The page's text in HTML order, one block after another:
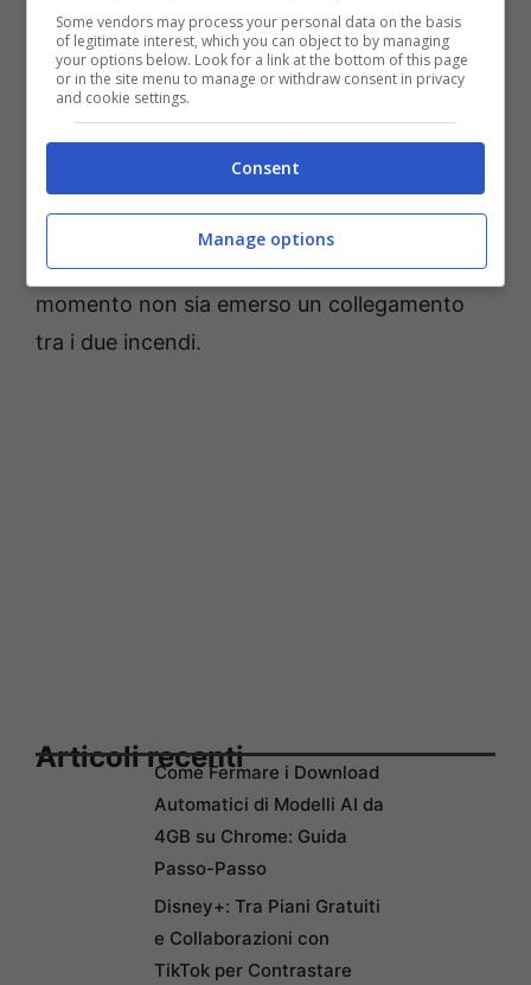
In questo caso, le indagini preliminari
indicano chiaramente un’origine dolosa:
l’incendio è partito dal passaruota posteriore
destro, un punto del veicolo in cui non sono
presenti impianti che possano provocare un
rogo accidentale. Anche su questo episodio
sono in corso accertamenti, benché al
momento non sia emerso un collegamento
tra i due incendi.
Articoli recentiCome Fermare i Download
Automatici di Modelli AI da
4GB su Chrome: Guida
Passo-Passo
Disney+: Tra Piani Gratuiti
e Collaborazioni con
TikTok per Contrastare
Some vendors may process your personal data on the basis
of legitimate interest, which you can object to by managing
your options below. Look for a link at the bottom of this page
or in the site menu to manage or withdraw consent in privacy
and cookie settings.
Consent
Manage options